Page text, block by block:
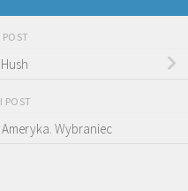
POST
POST
Ameryka. Wybraniec